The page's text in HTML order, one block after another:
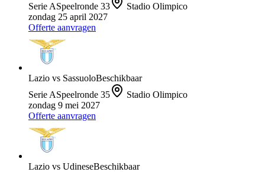
Serie ASpeelronde 33
Stadio Olimpico
zondag 25 april 2027
Offerte aanvragen
Lazio vs SassuoloBeschikbaar
Serie ASpeelronde 35
Stadio Olimpico
zondag 9 mei 2027
Offerte aanvragen
Lazio vs UdineseBeschikbaar